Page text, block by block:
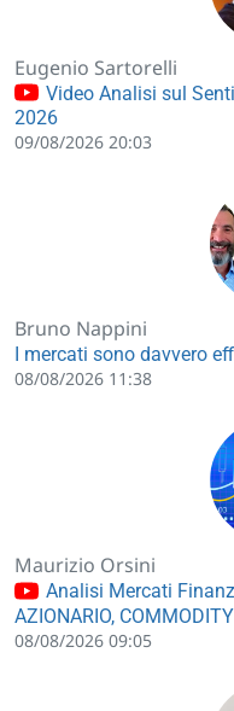
Eugenio Sartorelli
Video Analisi sul
2026
09/08/2026 20:03
Bruno Nappini
I mercati sono davvero
08/08/2026 11:38
Maurizio Orsini
Analisi Mercati
AZIONARIO, COMMODITY
08/08/2026 09:05